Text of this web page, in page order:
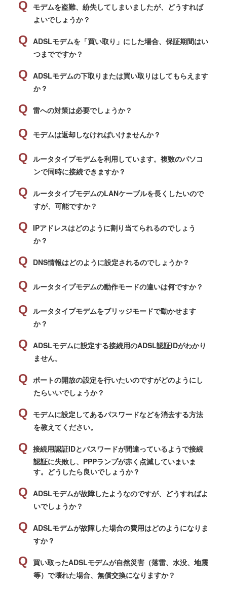
モデムを盗難、紛失してしまいましたが、どうすれば
よいでしょうか？
ADSLモデムを「買い取り」にした場合、保証期間はい
つまでですか？
ADSLモデムの下取りまたは買い取りはしてもらえます
か？
雷への対策は必要でしょうか？
モデムは返却しなければいけませんか？
ルータタイプモデムを利用しています。複数のパソコ
ンで同時に接続できますか？
ルータタイプモデムのLANケーブルを長くしたいので
すが、可能ですか？
IPアドレスはどのように割り当てられるのでしょう
か？
DNS情報はどのように設定されるのでしょうか？
ルータタイプモデムの動作モードの違いは何ですか？
ルータタイプモデムをブリッジモードで動かせます
か？
ADSLモデムに設定する接続用のADSL認証IDがわかり
ません。
ポートの開放の設定を行いたいのですがどのようにし
たらいいでしょうか？
モデムに設定してあるパスワードなどを消去する方法
を教えてください。
接続用認証IDとパスワードが間違っているようで接続
認証に失敗し、PPPランプが赤く点滅していまいま
す。どうしたら良いでしょうか？
ADSLモデムが故障したようなのですが、どうすればよ
いでしょうか？
ADSLモデムが故障した場合の費用はどのようになりま
すか？
買い取ったADSLモデムが自然災害（落雷、水没、地震
等）で壊れた場合、無償交換になりますか？